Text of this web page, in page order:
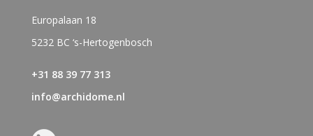
Europalaan 18
5232 BC ‘s-Hertogenbosch
+31 88 39 77 313
info@archidome.nl